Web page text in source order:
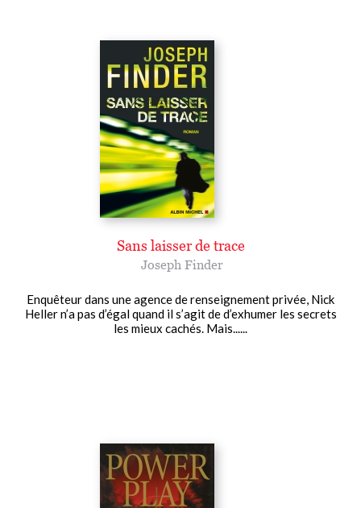
Sans laisser de trace
Joseph Finder
Enquêteur dans une agence de renseignement privée, Nick
Heller n’a pas d’égal quand il s’agit de d’exhumer les secrets
les mieux cachés. Mais......